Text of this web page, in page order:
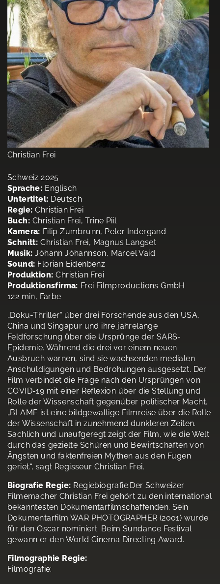
Christian Frei
Schweiz 2025
Sprache: Englisch
Untertitel: Deutsch
Regie: Christian Frei
Buch: Christian Frei, Trine Piil
Kamera: Filip Zumbrunn, Peter Indergand
Schnitt: Christian Frei, Magnus Langset
Musik: Jóhann Jóhannson, Marcel Vaid
Sound: Florian Eidenbenz
Produktion: Christian Frei
Produktionsfirma: Frei Filmproductions GmbH
122 min, Farbe
„Doku-Thriller“ über drei Forschende aus den USA,
China und Singapur und ihre jahrelange
Feldforschung über die Ursprünge der SARS-
Epidemie. Während die drei vor einem neuen
Ausbruch warnen, sind sie wachsenden medialen
Anschuldigungen und Bedrohungen ausgesetzt. Der
Film verbindet die Frage nach den Ursprüngen von
COVID-19 mit einer Reflexion über die Stellung und
Rolle der Wissenschaft gegenüber politischer Macht.
„BLAME ist eine bildgewaltige Filmreise über die Rolle
der Wissenschaft in zunehmend dunkleren Zeiten.
Sachlich und unaufgeregt zeigt der Film, wie die Welt
durch das gezielte Schüren und Bewirtschaften von
Ängsten und faktenfreien Mythen aus den Fugen
geriet.“, sagt Regisseur Christian Frei.
Biografie Regie: Regiebiografie:Der Schweizer
Filmemacher Christian Frei gehört zu den international
bekanntesten Dokumentarfilmschaffenden. Sein
Dokumentarfilm WAR PHOTOGRAPHER (2001) wurde
für den Oscar nominiert. Beim Sundance Festival
gewann er den World Cinema Directing Award.
Filmographie Regie:
Filmografie: